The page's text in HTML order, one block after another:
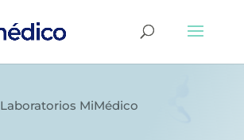
Laboratorios MiMédico